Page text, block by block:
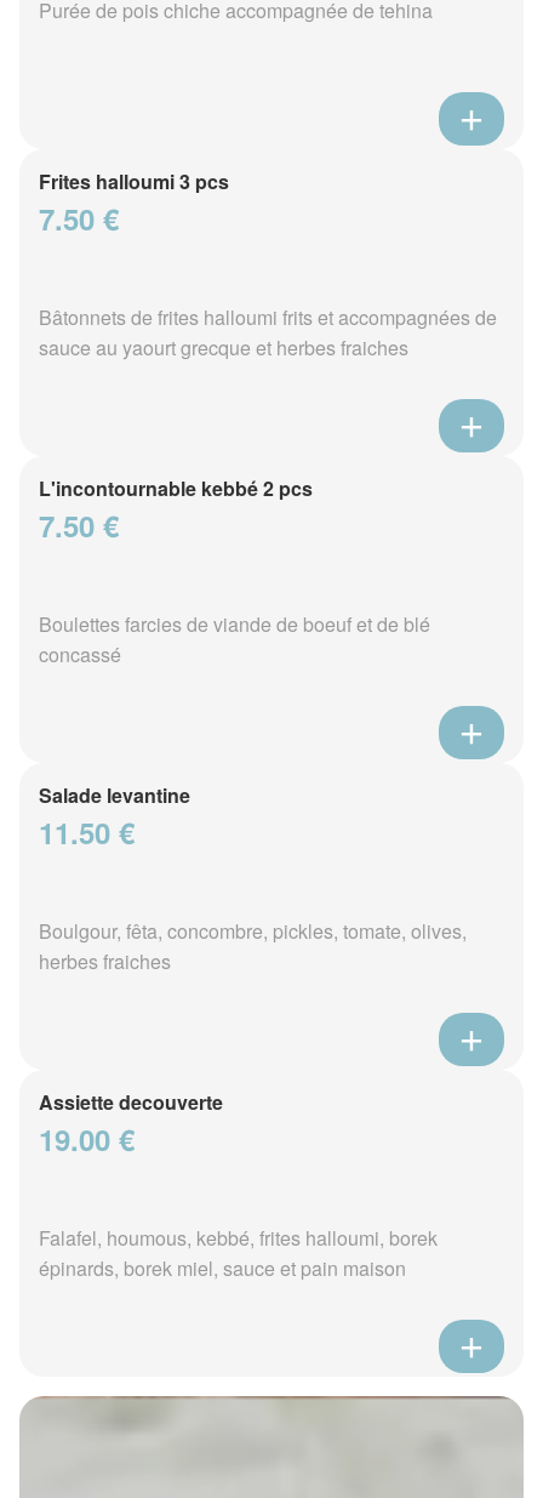
Purée de pois chiche accompagnée de tehina
Frites halloumi 3 pcs
7.50 €
Bâtonnets de frites halloumi frits et accompagnées de
sauce au yaourt grecque et herbes fraiches
L'incontournable kebbé 2 pcs
7.50 €
Boulettes farcies de viande de boeuf et de blé
concassé
Salade levantine
11.50 €
Boulgour, fêta, concombre, pickles, tomate, olives,
herbes fraiches
Assiette decouverte
19.00 €
Falafel, houmous, kebbé, frites halloumi, borek
épinards, borek miel, sauce et pain maison